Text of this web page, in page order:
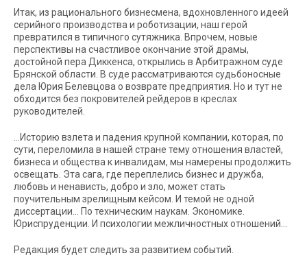
Итак, из рационального бизнесмена, вдохновленного идеей
серийного производства и роботизации, наш герой
превратился в типичного сутяжника. Впрочем, новые
перспективы на счастливое окончание этой драмы,
достойной пера Диккенса, открылись в Арбитражном суде
Брянской области. В суде рассматриваются судьбоносные
дела Юрия Белевцова о возврате предприятия. Но и тут не
обходится без покровителей рейдеров в креслах
руководителей.
…Историю взлета и падения крупной компании, которая, по
сути, переломила в нашей стране тему отношения властей,
бизнеса и общества к инвалидам, мы намерены продолжить
освещать. Эта сага, где переплелись бизнес и дружба,
любовь и ненависть, добро и зло, может стать
поучительным зрелищным кейсом. И темой не одной
диссертации… По техническим наукам. Экономике.
Юриспруденции. И психологии межличностных отношений…
Редакция будет следить за развитием событий.